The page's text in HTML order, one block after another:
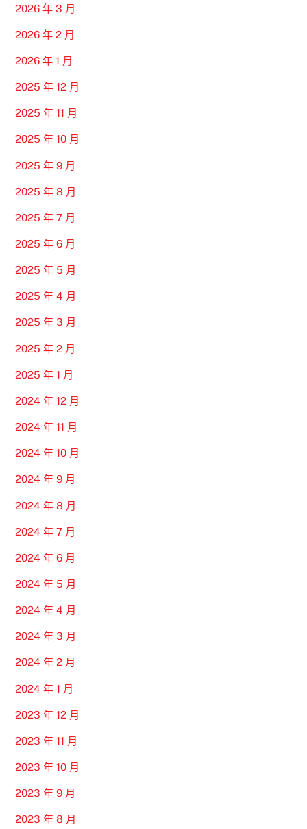
2026 年 3 月
2026 年 2 月
2026 年 1 月
2025 年 12 月
2025 年 11 月
2025 年 10 月
2025 年 9 月
2025 年 8 月
2025 年 7 月
2025 年 6 月
2025 年 5 月
2025 年 4 月
2025 年 3 月
2025 年 2 月
2025 年 1 月
2024 年 12 月
2024 年 11 月
2024 年 10 月
2024 年 9 月
2024 年 8 月
2024 年 7 月
2024 年 6 月
2024 年 5 月
2024 年 4 月
2024 年 3 月
2024 年 2 月
2024 年 1 月
2023 年 12 月
2023 年 11 月
2023 年 10 月
2023 年 9 月
2023 年 8 月